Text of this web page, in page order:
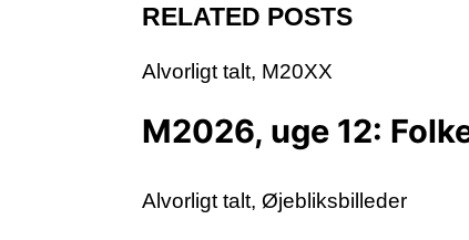
RELATED POSTS
Alvorligt talt, M20XX
M2026, uge 12:
Alvorligt talt, Øjebliksbilleder